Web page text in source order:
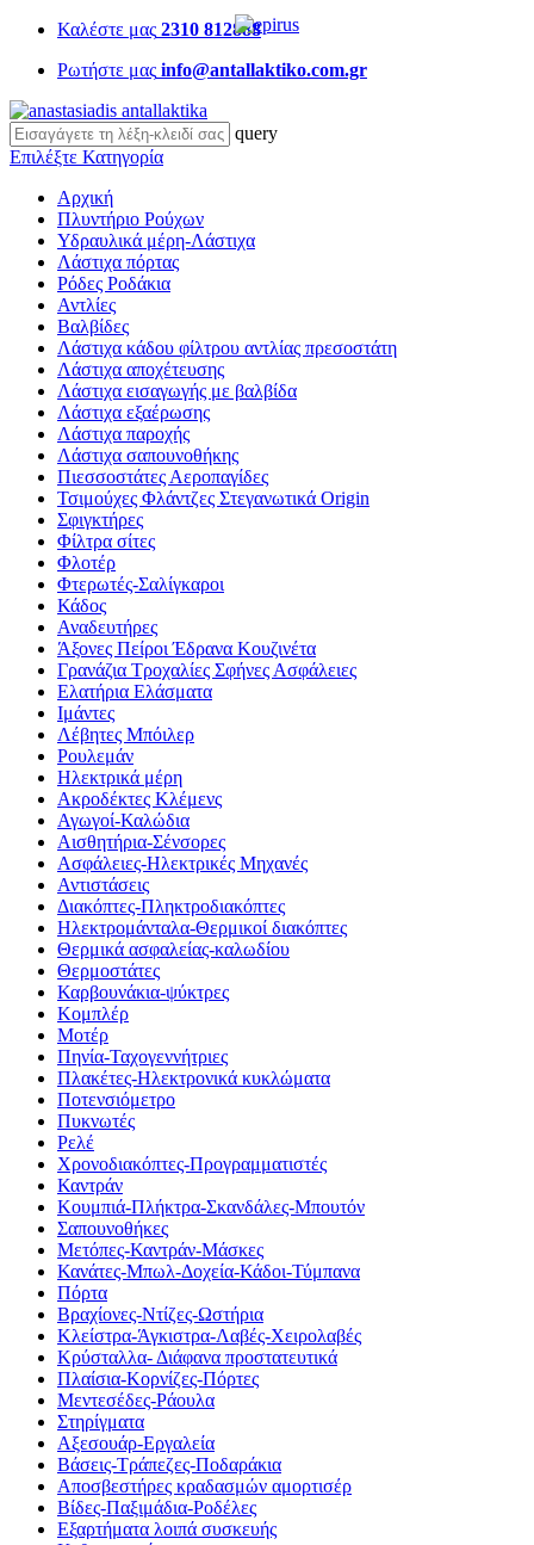
Καλέστε μας 2310 812888
Ρωτήστε μας info@antallaktiko.com.gr
query
Επιλέξτε Κατηγορία
Αρχική
Πλυντήριο Ρούχων
Υδραυλικά μέρη-Λάστιχα
Λάστιχα πόρτας
Ρόδες Ροδάκια
Αντλίες
Βαλβίδες
Λάστιχα κάδου φίλτρου αντλίας πρεσοστάτη
Λάστιχα αποχέτευσης
Λάστιχα εισαγωγής με βαλβίδα
Λάστιχα εξαέρωσης
Λάστιχα παροχής
Λάστιχα σαπουνοθήκης
Πιεσσοστάτες Αεροπαγίδες
Τσιμούχες Φλάντζες Στεγανωτικά Origin
Σφιγκτήρες
Φίλτρα σίτες
Φλοτέρ
Φτερωτές-Σαλίγκαροι
Κάδος
Αναδευτήρες
Άξονες Πείροι Έδρανα Κουζινέτα
Γρανάζια Τροχαλίες Σφήνες Ασφάλειες
Ελατήρια Ελάσματα
Ιμάντες
Λέβητες Μπόιλερ
Ρουλεμάν
Ηλεκτρικά μέρη
Ακροδέκτες Κλέμενς
Αγωγοί-Καλώδια
Αισθητήρια-Σένσορες
Ασφάλειες-Ηλεκτρικές Μηχανές
Αντιστάσεις
Διακόπτες-Πληκτροδιακόπτες
Ηλεκτρομάνταλα-Θερμικοί διακόπτες
Θερμικά ασφαλείας-καλωδίου
Θερμοστάτες
Καρβουνάκια-ψύκτρες
Κομπλέρ
Μοτέρ
Πηνία-Ταχογεννήτριες
Πλακέτες-Ηλεκτρονικά κυκλώματα
Ποτενσιόμετρο
Πυκνωτές
Ρελέ
Χρονοδιακόπτες-Προγραμματιστές
Καντράν
Κουμπιά-Πλήκτρα-Σκανδάλες-Μπουτόν
Σαπουνοθήκες
Μετόπες-Καντράν-Μάσκες
Κανάτες-Μπωλ-Δοχεία-Κάδοι-Τύμπανα
Πόρτα
Βραχίονες-Ντίζες-Ωστήρια
Κλείστρα-Άγκιστρα-Λαβές-Χειρολαβές
Κρύσταλλα- Διάφανα προστατευτικά
Πλαίσια-Κορνίζες-Πόρτες
Μεντεσέδες-Ράουλα
Στηρίγματα
Αξεσουάρ-Εργαλεία
Βάσεις-Τράπεζες-Ποδαράκια
Αποσβεστήρες κραδασμών αμορτισέρ
Βίδες-Παξιμάδια-Ροδέλες
Εξαρτήματα λοιπά συσκευής